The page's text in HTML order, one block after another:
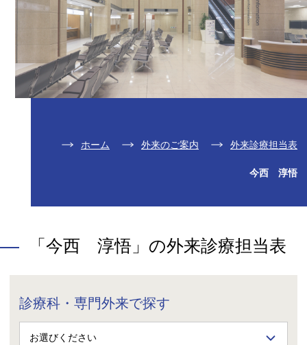
ホーム 外来のご案内 外来診療担当表
今西 淳悟
「今西 淳悟」の外来診療担当表
診療科・専門外来で探す